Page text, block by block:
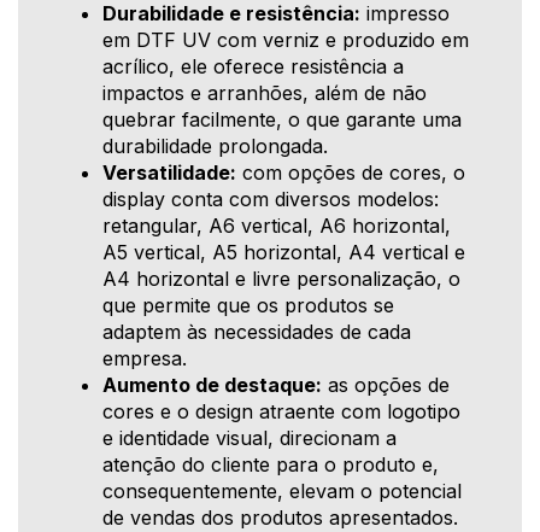
Durabilidade e resistência: impresso
em DTF UV com verniz e produzido em
acrílico, ele oferece resistência a
impactos e arranhões, além de não
quebrar facilmente, o que garante uma
durabilidade prolongada.
Versatilidade: com opções de cores, o
display conta com diversos modelos:
retangular, A6 vertical, A6 horizontal,
A5 vertical, A5 horizontal, A4 vertical e
A4 horizontal e livre personalização, o
que permite que os produtos se
adaptem às necessidades de cada
empresa.
Aumento de destaque: as opções de
cores e o design atraente com logotipo
e identidade visual, direcionam a
atenção do cliente para o produto e,
consequentemente, elevam o potencial
de vendas dos produtos apresentados.